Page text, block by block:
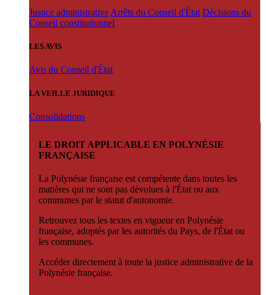
Justice administrative Arrêts du Conseil d'État Décisions du
Conseil constitutionnel
LES AVIS
Avis du Conseil d'État
LA VEILLE JURIDIQUE
Consolidations
LE DROIT APPLICABLE EN POLYNÉSIE
FRANÇAISE
La Polynésie française est compétente dans toutes les
matières qui ne sont pas dévolues à l'État ou aux
communes par le statut d'autonomie.
Retrouvez tous les textes en vigueur en Polynésie
française, adoptés par les autorités du Pays, de l'État ou
les communes.
Accéder directement à toute la justice administrative de la
Polynésie française.